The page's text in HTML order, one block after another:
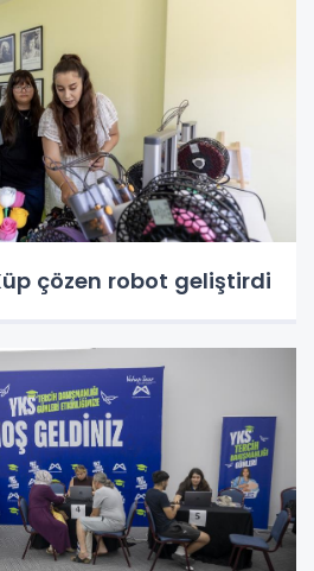
çözen robot geliştirdi